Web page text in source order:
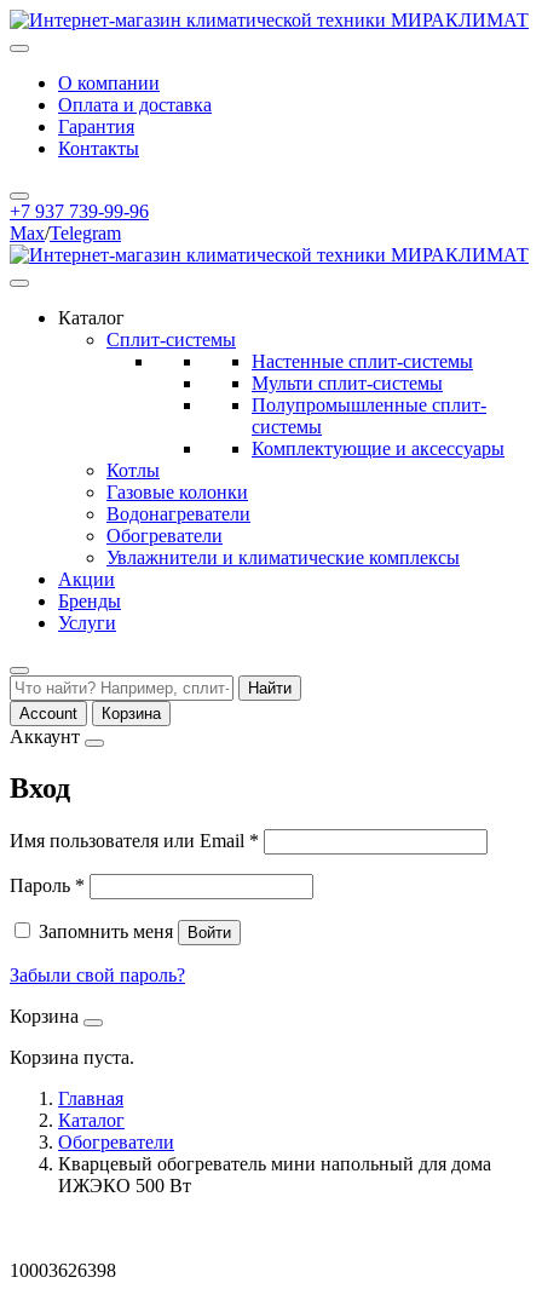
О компании
Оплата и доставка
Гарантия
Контакты
+7 937 739-99-96
Max/Telegram
Каталог
Сплит-системы
Настенные сплит-системы
Мульти сплит-системы
Полупромышленные сплит-
системы
Комплектующие и аксессуары
Котлы
Газовые колонки
Водонагреватели
Обогреватели
Увлажнители и климатические комплексы
Акции
Бренды
Услуги
Найти
Account
Корзина
Аккаунт
Вход
Имя пользователя или Email *
Пароль *
Запомнить меня Войти
Забыли свой пароль?
Корзина
Корзина пуста.
Главная
Каталог
Обогреватели
Кварцевый обогреватель мини напольный для дома
ИЖЭКО 500 Вт
10003626398